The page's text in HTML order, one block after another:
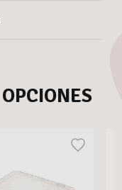
OPCIONES